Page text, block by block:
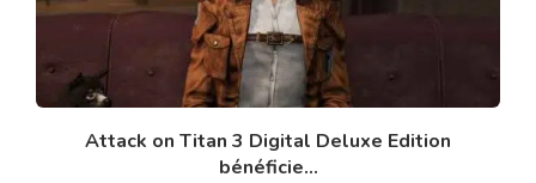
Attack on Titan 3 Digital Deluxe Edition
bénéficie...